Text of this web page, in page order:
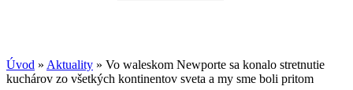
Úvod » Aktuality » Vo waleskom Newporte sa konalo stretnutie
kuchárov zo všetkých kontinentov sveta a my sme boli pritom